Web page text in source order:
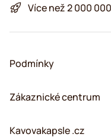
Více než 2 000
Podmínky
Zákaznické centrum
Kavovakapsle .cz